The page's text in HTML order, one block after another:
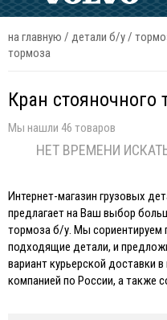
на главную / детали б/у/
тормоза
Кран стояночного
Мы нашли 46 товаров
НЕТ ВРЕМЕНИ
Интернет-магазин грузовых
предлагает на Ваш выбор
тормоза б/у. Мы сориентируем
подходящие детали, и
вариант курьерской доставки в
компанией по России, а также